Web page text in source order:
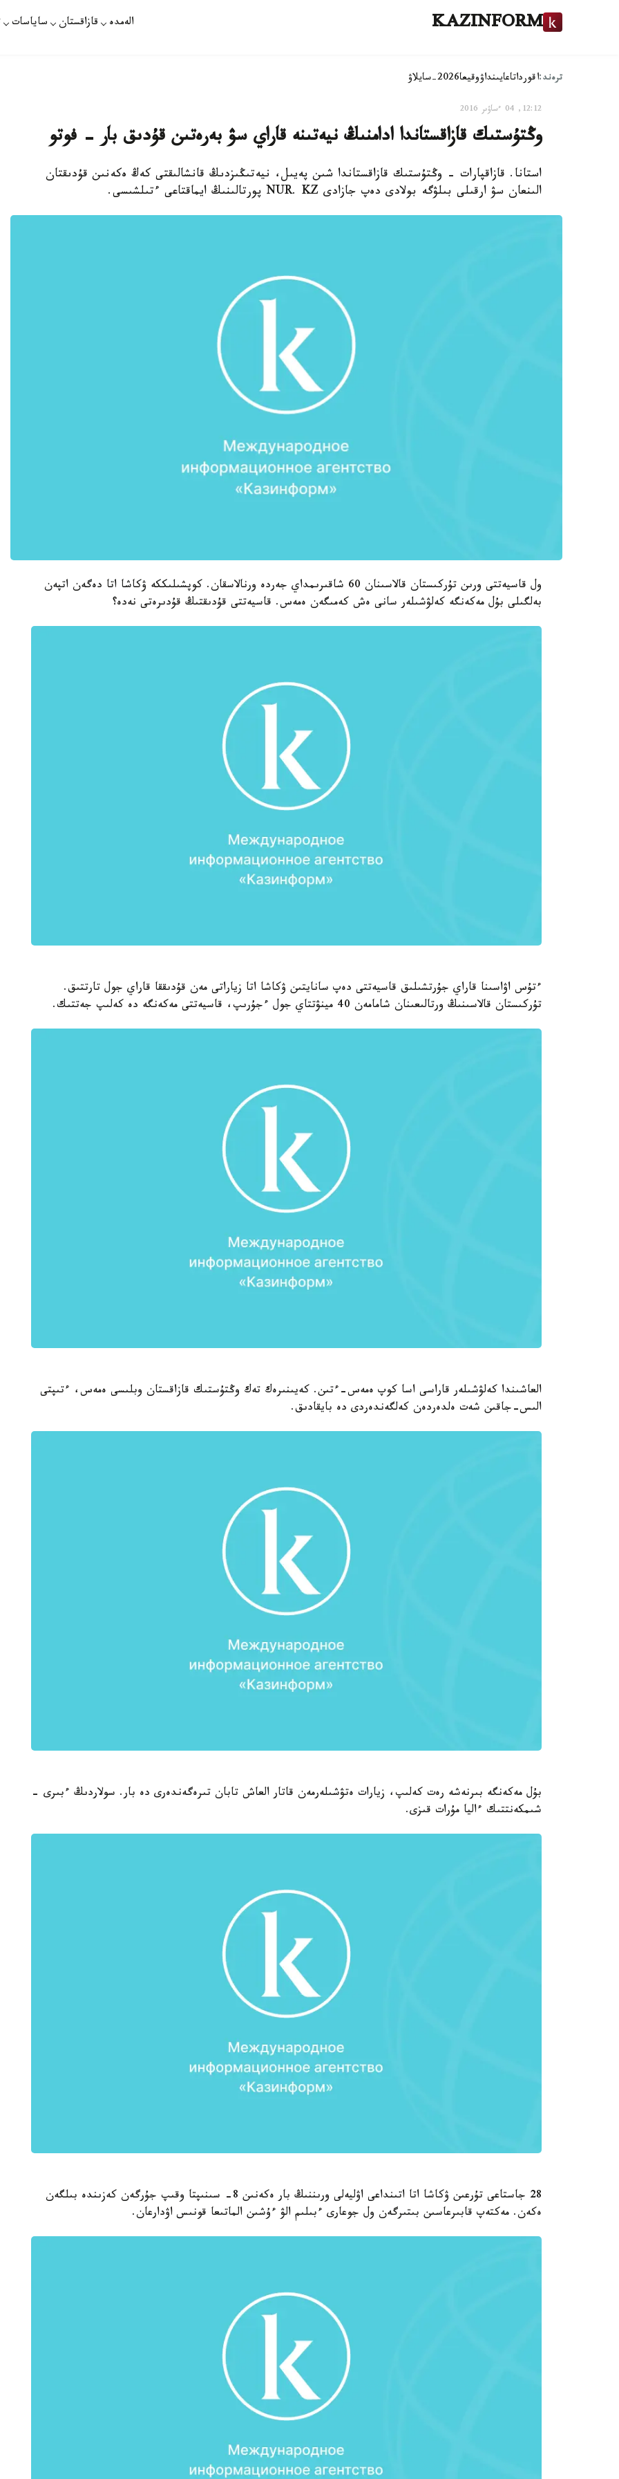
KAZINFORM الەمدە قازاقستان ساياسات
ترەند:اقورداتاعايىنداۋوقيعا2026-سايلاۋ
12:12, 04 ءساۋىر 2016
وڭتۇستىك قازاقستاندا ادامنىڭ نيەتىنە قاراي سۋ بەرەتىن قۇدىق بار - فوتو
استانا. قازاقپارات - وڭتۇستىك قازاقستاندا شىن پەيىل، نيەتىڭىزدىڭ قانشالىقتى كەڭ ەكەنىن قۇدىقتان
الىنعان سۋ ارقىلى بىلۋگە بولادى دەپ جازادى NUR. KZ پورتالىنىڭ ايماقتاعى ءتىلشىسى.
ول قاسيەتتى ورىن تۇركىستان قالاسىنان 60 شاقىرىمداي جەردە ورنالاسقان. كوپشىلىككە ۋكاشا اتا دەگەن اتپەن
بەلگىلى بۇل مەكەنگە كەلۋشىلەر سانى ەش كەمىگەن ەمەس. قاسيەتتى قۇدىقتىڭ قۇدىرەتى نەدە؟
ءتۇس اۋاسىنا قاراي جۇرتشىلىق قاسيەتتى دەپ سانايتىن ۋكاشا اتا زياراتى مەن قۇدىققا قاراي جول تارتتىق.
تۇركىستان قالاسىنىڭ ورتالىعىنان شامامەن 40 مينۋتتاي جول ءجۇرىپ، قاسيەتتى مەكەنگە دە كەلىپ جەتتىك.
العاشىندا كەلۋشىلەر قاراسى اسا كوپ ەمەس-ءتىن. كەيىنىرەك تەك وڭتۇستىك قازاقستان وبلىسى ەمەس، ءتىپتى
الىس-جاقىن شەت ەلدەردەن كەلگەندەردى دە بايقادىق.
بۇل مەكەنگە بىرنەشە رەت كەلىپ، زيارات ەتۋشىلەرمەن قاتار العاش تابان تىرەگەندەرى دە بار. سولاردىڭ ءبىرى -
شىمكەنتتىك ءاليا مۇرات قىزى.
28 جاستاعى تۇرعىن ۋكاشا اتا اتىنداعى اۋليەلى ورىننىڭ بار ەكەنىن 8- سىنىپتا وقىپ جۇرگەن كەزىندە بىلگەن
ەكەن. مەكتەپ قابىرعاسىن بىتىرگەن ول جوعارى ءبىلىم الۋ ءۇشىن الماتىعا قونىس اۋدارعان.